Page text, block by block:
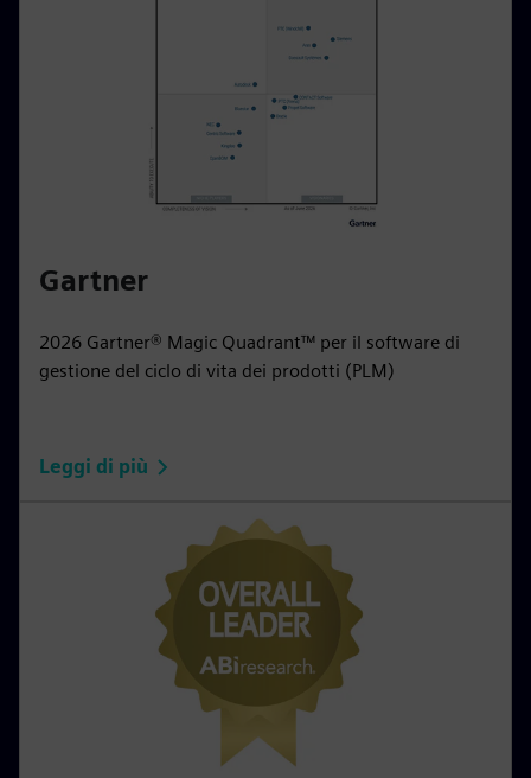
Gartner
2026 Gartner® Magic Quadrant™ per il software di
gestione del ciclo di vita dei prodotti (PLM)
Leggi di più